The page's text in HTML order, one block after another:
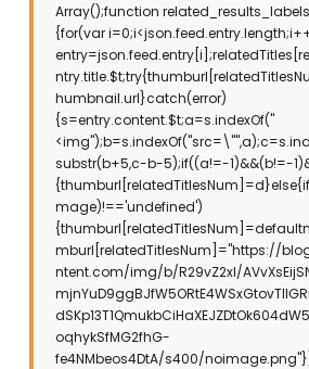
Array();function
{for(var
humbnail.url}catch(error)
{s=entry.content.$t;a=s.indexOf("
substr(b+5,c-b-5);if((a!=-1)&&(b!=-
mage)!=='undefined')
mburl[relatedTitlesNum]="https://
ntent.com/img/b/R29vZ2xl/
oqhykSfMG2fhG-
fe4NMbeos4DtA/s400/